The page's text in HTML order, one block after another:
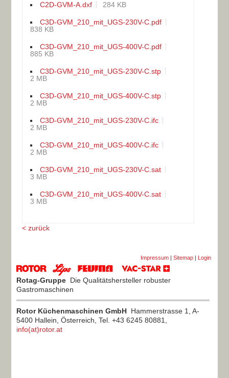
C2D-GVM-A.dxf 284 KB
C3D-GVM_210_mit_UGS-230V-C.pdf
838 KB
C3D-GVM_210_mit_UGS-400V-C.pdf
885 KB
C3D-GVM_210_mit_UGS-230V-C.stp
2 MB
C3D-GVM_210_mit_UGS-400V-C.stp
2 MB
C3D-GVM_210_mit_UGS-230V-C.ifc
2 MB
C3D-GVM_210_mit_UGS-400V-C.ifc
2 MB
C3D-GVM_210_mit_UGS-230V-C.sat
3 MB
C3D-GVM_210_mit_UGS-400V-C.sat
3 MB
< zurück
Impressum| Sitemap| Login
Rotag-Gruppe Die Qualitätshersteller robuster
Gastromaschinen
Rotor Küchenmaschinen GmbH Hammerstrasse 1, A-
5400 Hallein, Österreich, Tel. +43 6245 80881,
info(at)rotor.at